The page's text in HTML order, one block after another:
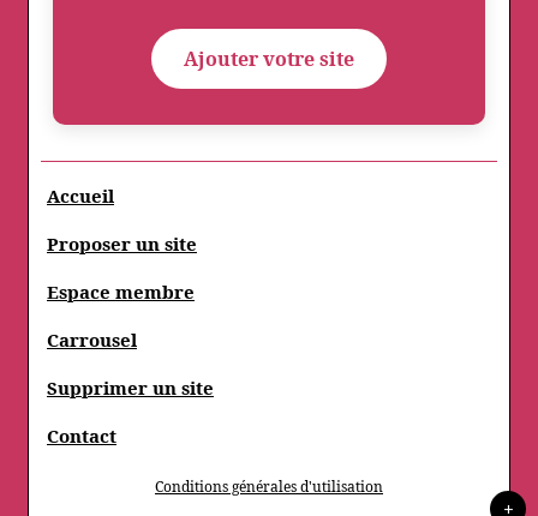
Ajouter votre site
Accueil
Proposer un site
Espace membre
Carrousel
Supprimer un site
Contact
Conditions générales d'utilisation
+